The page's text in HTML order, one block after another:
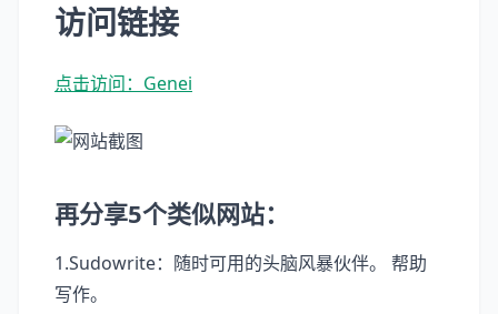
访问链接
点击访问：Genei
再分享5个类似网站：
1.Sudowrite：随时可用的头脑风暴伙伴。 帮助
写作。